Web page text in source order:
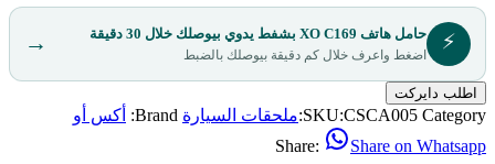
⚡ حامل هاتف XO C169 بشفط يدوي بيوصلك خلال 30 دقيقة
اضغط واعرف خلال كم دقيقة بيوصلك بالضبط →
اطلب دايركت
SKU:CSCA005 Category: ملحقات السيارة Brand:
أكس أو
Share:
Share on Whatsapp